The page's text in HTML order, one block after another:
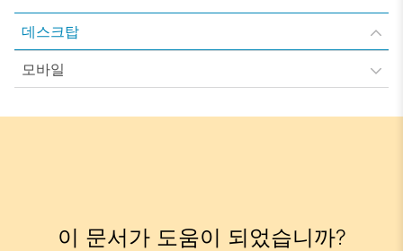
데스크탑
모바일
이 문서가 도움이 되었습니까?